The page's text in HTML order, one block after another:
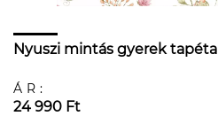
Nyuszi mintás gyerek tapéta
ÁR:
24 990 Ft